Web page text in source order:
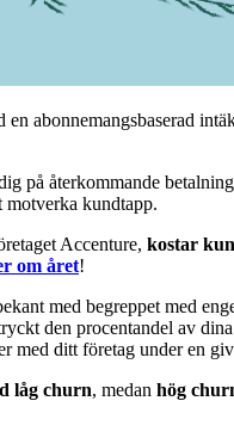
en abonnemangsbaserad
på återkommande
motverka kundtapp.
Accenture, kostar
om året!
med begreppet med
den procentandel av
med ditt företag under en
låg churn, medan hög